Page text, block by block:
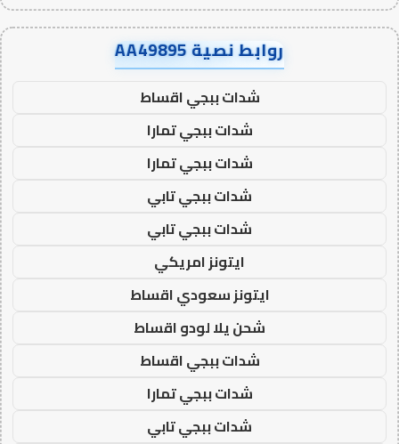
روابط نصية AA49895
شدات ببجي اقساط
شدات ببجي تمارا
شدات ببجي تمارا
شدات ببجي تابي
شدات ببجي تابي
ايتونز امريكي
ايتونز سعودي اقساط
شحن يلا لودو اقساط
شدات ببجي اقساط
شدات ببجي تمارا
شدات ببجي تابي